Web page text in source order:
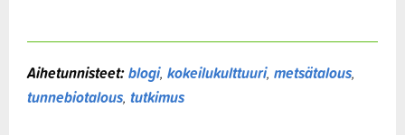
Aihetunnisteet:blogi, kokeilukulttuuri, metsätalous,
tunnebiotalous, tutkimus